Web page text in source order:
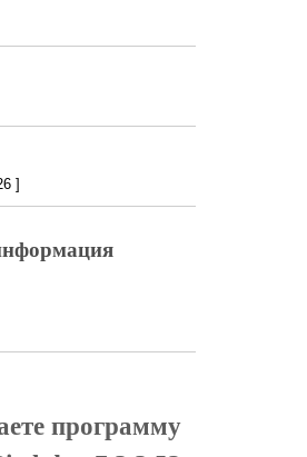
]
программу